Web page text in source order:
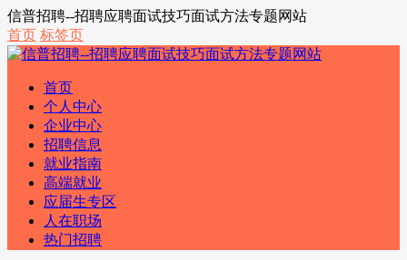
信普招聘--招聘应聘面试技巧面试方法专题网站
首页 标签页
首页
个人中心
企业中心
招聘信息
就业指南
高端就业
应届生专区
人在职场
热门招聘